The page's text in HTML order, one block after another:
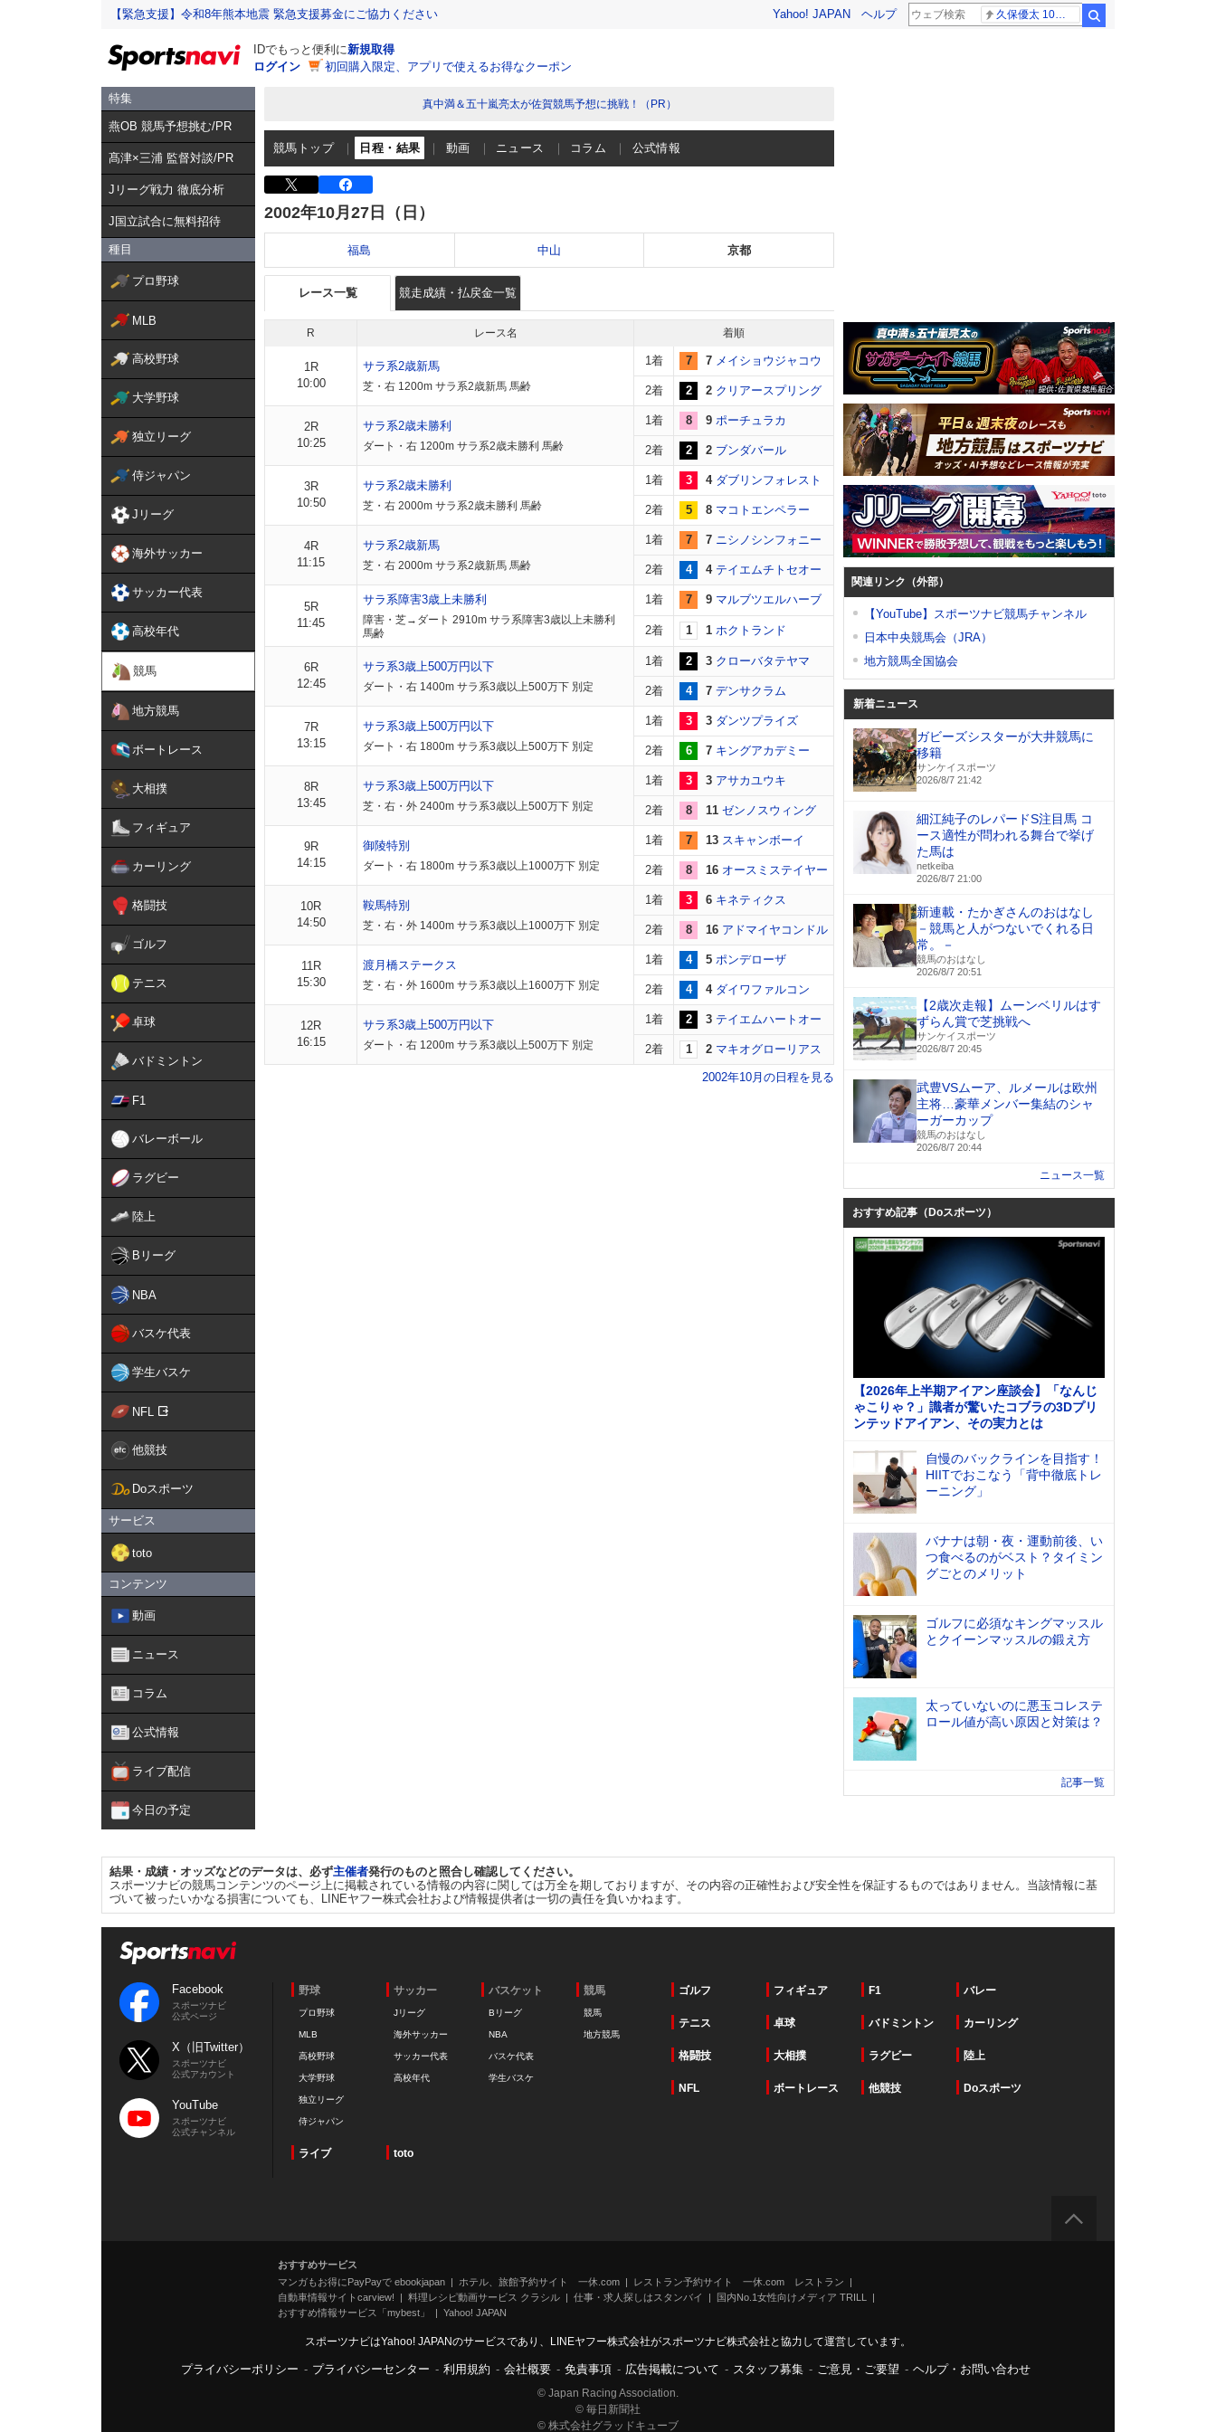
【緊急支援】令和8年熊本地震 緊急支援募金にご協力ください Yahoo! JAPAN ヘルプ
IDでもっと便利に新規取得
ログイン
初回購入限定、アプリで使えるお得なクーポン
特集
燕OB 競馬予想挑む/PR
髙津×三浦 監督対談/PR
Jリーグ戦力 徹底分析
J国立試合に無料招待
種目
プロ野球
MLB
高校野球
大学野球
独立リーグ
侍ジャパン
Jリーグ
海外サッカー
サッカー代表
高校年代
競馬
地方競馬
ボートレース
大相撲
フィギュア
カーリング
格闘技
ゴルフ
テニス
卓球
バドミントン
F1
バレーボール
ラグビー
陸上
Bリーグ
NBA
バスケ代表
学生バスケ
NFL
他競技
Doスポーツ
サービス
toto
コンテンツ
動画
ニュース
コラム
公式情報
ライブ配信
今日の予定
真中満＆五十嵐亮太が佐賀競馬予想に挑戦！（PR）
競馬トップ 日程・結果 動画 ニュース コラム 公式情報
2002年10月27日（日）
福島 中山 京都
レース一覧 競走成績・払戻金一覧
R レース名 着順
1R
10:00
サラ系2歳新馬
芝・右 1200m サラ系2歳新馬 馬齢
1着 7 7 メイショウジャコウ
2着 2 2 クリアースプリング
2R
10:25
サラ系2歳未勝利
ダート・右 1200m サラ系2歳未勝利 馬齢
1着 8 9 ポーチュラカ
2着 2 2 ブンダバール
3R
10:50
サラ系2歳未勝利
芝・右 2000m サラ系2歳未勝利 馬齢
1着 3 4 ダブリンフォレスト
2着 5 8 マコトエンペラー
4R
11:15
サラ系2歳新馬
芝・右 2000m サラ系2歳新馬 馬齢
1着 7 7 ニシノシンフォニー
2着 4 4 テイエムチトセオー
5R
11:45
サラ系障害3歳上未勝利
障害・芝→ダート 2910m サラ系障害3歳以上未勝利
馬齢
1着 7 9 マルブツエルハーブ
2着 1 1 ホクトランド
6R
12:45
サラ系3歳上500万円以下
ダート・右 1400m サラ系3歳以上500万下 別定
1着 2 3 クローバタテヤマ
2着 4 7 デンサクラム
7R
13:15
サラ系3歳上500万円以下
ダート・右 1800m サラ系3歳以上500万下 別定
1着 3 3 ダンツプライズ
2着 6 7 キングアカデミー
8R
13:45
サラ系3歳上500万円以下
芝・右・外 2400m サラ系3歳以上500万下 別定
1着 3 3 アサカユウキ
2着 8 11 ゼンノスウィング
9R
14:15
御陵特別
ダート・右 1800m サラ系3歳以上1000万下 別定
1着 7 13 スキャンボーイ
2着 8 16 オースミステイヤー
10R
14:50
鞍馬特別
芝・右・外 1400m サラ系3歳以上1000万下 別定
1着 3 6 キネティクス
2着 8 16 アドマイヤコンドル
11R
15:30
渡月橋ステークス
芝・右・外 1600m サラ系3歳以上1600万下 別定
1着 4 5 ポンデローザ
2着 4 4 ダイワファルコン
12R
16:15
サラ系3歳上500万円以下
ダート・右 1200m サラ系3歳以上500万下 別定
1着 2 3 テイエムハートオー
2着 1 2 マキオグローリアス
2002年10月の日程を見る
関連リンク（外部）
【YouTube】スポーツナビ競馬チャンネル
日本中央競馬会（JRA）
地方競馬全国協会
新着ニュース
ガビーズシスターが大井競馬に
移籍
サンケイスポーツ
2026/8/7 21:42
細江純子のレパードS注目馬 コ
ース適性が問われる舞台で挙げ
た馬は
netkeiba
2026/8/7 21:00
新連載・たかぎさんのおはなし
－競馬と人がつないでくれる日
常。－
競馬のおはなし
2026/8/7 20:51
【2歳次走報】ムーンベリルはす
ずらん賞で芝挑戦へ
サンケイスポーツ
2026/8/7 20:45
武豊VSムーア、ルメールは欧州
主将…豪華メンバー集結のシャ
ーガーカップ
競馬のおはなし
2026/8/7 20:44
ニュース一覧
おすすめ記事（Doスポーツ）
【2026年上半期アイアン座談会】「なんじ
ゃこりゃ？」識者が驚いたコブラの3Dプリ
ンテッドアイアン、その実力とは
自慢のバックラインを目指す！
HIITでおこなう「背中徹底トレ
ーニング」
バナナは朝・夜・運動前後、い
つ食べるのがベスト？タイミン
グごとのメリット
ゴルフに必須なキングマッスル
とクイーンマッスルの鍛え方
太っていないのに悪玉コレステ
ロール値が高い原因と対策は？
記事一覧
結果・成績・オッズなどのデータは、必ず主催者発行のものと照合し確認してください。
スポーツナビの競馬コンテンツのページ上に掲載されている情報の内容に関しては万全を期しておりますが、その内容の正確性および安全性を保証するものではありません。当該情報に基
づいて被ったいかなる損害についても、LINEヤフー株式会社および情報提供者は一切の責任を負いかねます。
Facebook
スポーツナビ
公式ページ
X（旧Twitter）
スポーツナビ
公式アカウント
YouTube
スポーツナビ
公式チャンネル
野球
プロ野球
MLB
高校野球
大学野球
独立リーグ
侍ジャパン
サッカー
Jリーグ
海外サッカー
サッカー代表
高校年代
バスケット
Bリーグ
NBA
バスケ代表
学生バスケ
競馬
競馬
地方競馬
ゴルフ フィギュア F1 バレー
テニス 卓球 バドミントン カーリング
格闘技 大相撲 ラグビー 陸上
NFL ボートレース 他競技 Doスポーツ
ライブ toto
おすすめサービス
マンガもお得にPayPayで ebookjapan
ホテル、旅館予約サイト 一休.com
レストラン予約サイト 一休.com レストラン
自動車情報サイトcarview!
料理レシピ動画サービス クラシル 仕事・求人探しはスタンバイ
国内No.1女性向けメディア TRILL
おすすめ情報サービス「mybest」
Yahoo! JAPAN
スポーツナビはYahoo! JAPANのサービスであり、LINEヤフー株式会社がスポーツナビ株式会社と協力して運営しています。
プライバシーポリシー - プライバシーセンター - 利用規約 - 会社概要 - 免責事項 - 広告掲載について - スタッフ募集 - ご意見・ご要望 - ヘルプ・お問い合わせ
© Japan Racing Association.
© 毎日新聞社
© 株式会社グラッドキューブ